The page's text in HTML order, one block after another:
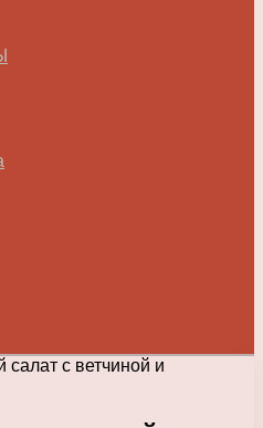
салат с ветчиной и